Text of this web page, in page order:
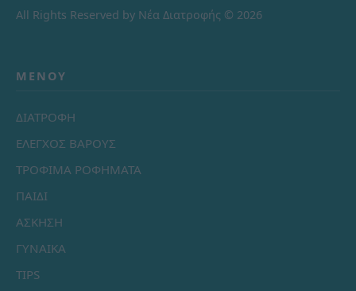
All Rights Reserved by Νέα Διατροφής © 2026
ΜΕΝΟΎ
ΔΙΑΤΡΟΦΗ
ΕΛΕΓΧΟΣ ΒΑΡΟΥΣ
ΤΡΟΦΙΜΑ ΡΟΦΗΜΑΤΑ
ΠΑΙΔΙ
ΑΣΚΗΣΗ
ΓΥΝΑΙΚΑ
TIPS